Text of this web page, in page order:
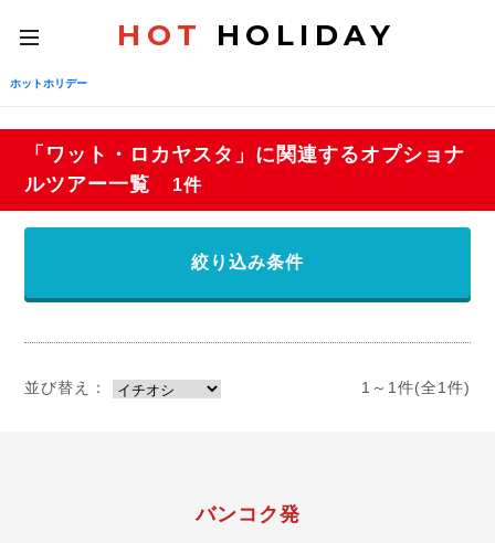
toggle
navigation
HOT HOLIDAY
ホットホリデー
「ワット・ロカヤスタ」に関連するオプショナ
ルツアー一覧
1件
絞り込み条件
並び替え： 1～1件(全1件)
バンコク発